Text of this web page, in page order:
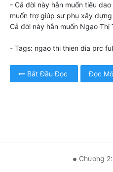
- Cả đời này hắn muốn tiêu
muốn trợ giúp sư phụ xây
Cả đời này hắn muốn Ngạo Thị
- Tags: ngao thi thien dia prc
Bắt Đầu Đọc Đọc
Chương